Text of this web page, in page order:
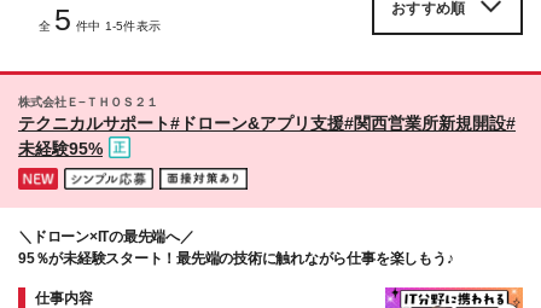
全 5 件中 1-5件表示
株式会社Ｅ−ＴＨＯＳ２１
テクニカルサポート#ドローン&アプリ支援#関西営業所新規開設#
未経験95%
＼ドローン×ITの最先端へ／
95％が未経験スタート！最先端の技術に触れながら仕事を楽しもう♪
仕事内容